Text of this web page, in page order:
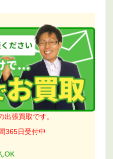
張買取です。
365日受付中
OK